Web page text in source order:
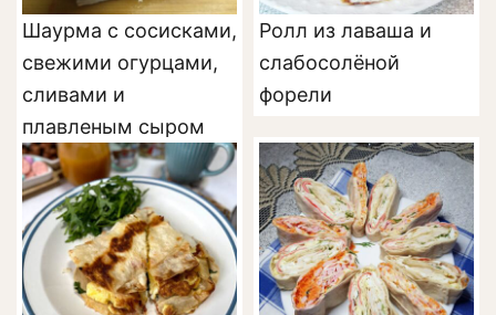
Шаурма с сосисками,
свежими огурцами,
сливами и
плавленым сыром
Ролл из лаваша и
слабосолёной
форели